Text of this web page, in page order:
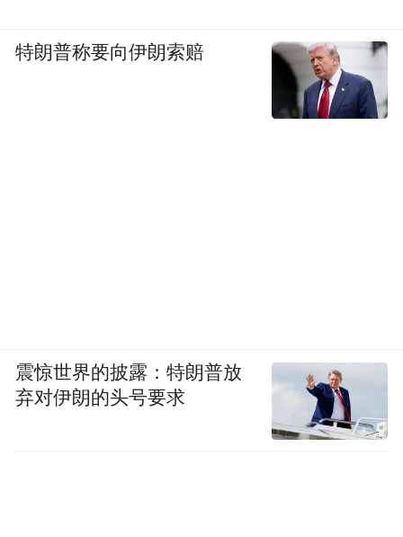
特朗普称要向伊朗索赔
震惊世界的披露：特朗普放
弃对伊朗的头号要求